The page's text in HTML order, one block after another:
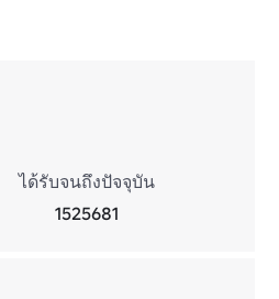
ได้รับจนถึงปัจจุบัน
1525681